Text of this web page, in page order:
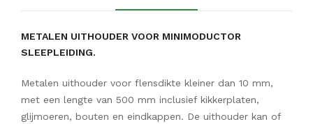
METALEN UITHOUDER VOOR MINIMODUCTOR
SLEEPLEIDING.
Metalen uithouder voor flensdikte kleiner dan 10 mm,
met een lengte van 500 mm inclusief kikkerplaten,
glijmoeren, bouten en eindkappen. De uithouder kan of